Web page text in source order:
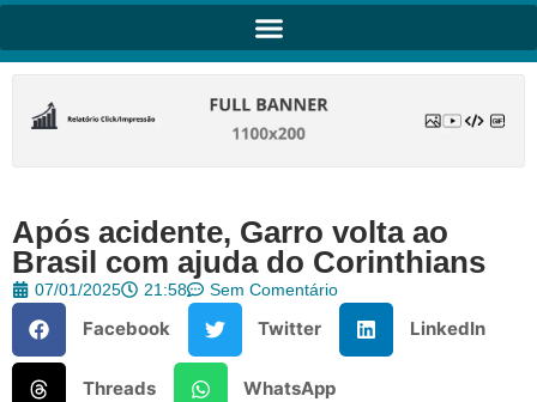
Após acidente, Garro volta ao
Brasil com ajuda do Corinthians
07/01/2025 21:58 Sem Comentário
Facebook Twitter LinkedIn
Threads WhatsApp